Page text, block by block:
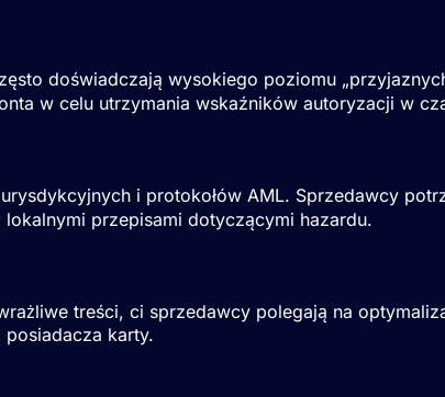
doświadczają wysokiego poziomu
w celu utrzymania wskaźników autoryzacji w
i protokołów AML. Sprzedawcy
przepisami dotyczącymi hazardu.
treści, ci sprzedawcy polegają na
karty.